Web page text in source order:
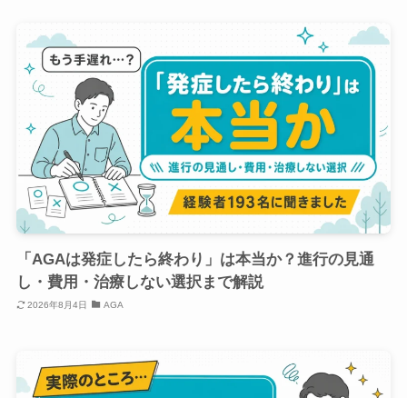
「AGAは発症したら終わり」は本当か？進行の見通
し・費用・治療しない選択まで解説
2026年8月4日 AGA